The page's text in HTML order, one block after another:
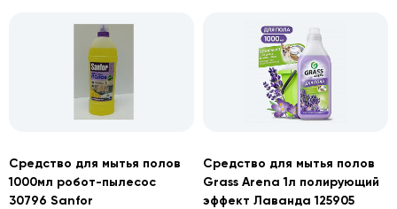
Средство для мытья полов
1000мл робот-пылесос
30796 Sanfor
Средство для мытья полов
Grass Arena 1л полирующий
эффект Лаванда 125905